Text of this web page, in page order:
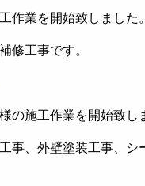
作業を開始致しました。
修工事です。
の施工作業を開始致し
事、外壁塗装工事、シ